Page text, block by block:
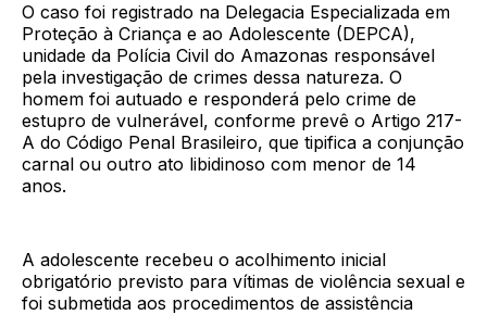
O caso foi registrado na Delegacia Especializada em
Proteção à Criança e ao Adolescente (DEPCA),
unidade da Polícia Civil do Amazonas responsável
pela investigação de crimes dessa natureza. O
homem foi autuado e responderá pelo crime de
estupro de vulnerável, conforme prevê o Artigo 217-
A do Código Penal Brasileiro, que tipifica a conjunção
carnal ou outro ato libidinoso com menor de 14
anos.
A adolescente recebeu o acolhimento inicial
obrigatório previsto para vítimas de violência sexual e
foi submetida aos procedimentos de assistência